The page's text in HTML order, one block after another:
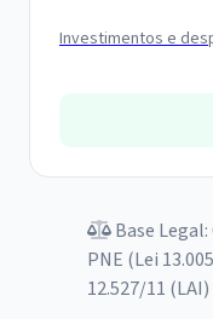
Investimentos e
Base Legal:
PNE (Lei
12.527/11 (LAI)